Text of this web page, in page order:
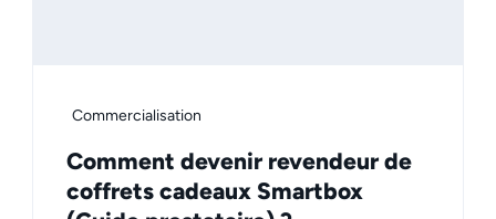
Commercialisation
Comment devenir revendeur de
coffrets cadeaux Smartbox